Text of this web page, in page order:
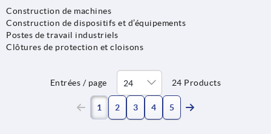
Construction de machines
Construction de dispositifs et d’équipements
Postes de travail industriels
Clôtures de protection et cloisons
Entrées / page 24 Products
1 (current)
2 3 4 5